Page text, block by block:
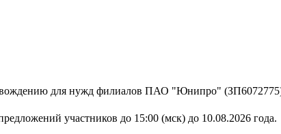
для нужд филиалов ПАО "Юнипро"
участников до 15:00 (мск) до 10.08.2026 года.